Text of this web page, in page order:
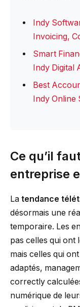
Indy
Invoicing,
Smart
Indy Digital
Best
Indy Online
Ce qu’il
entreprise
La tendance
désormais une
temporaire. Les
pas celles qui ont
mais celles qui
adaptés,
correctly
numérique de